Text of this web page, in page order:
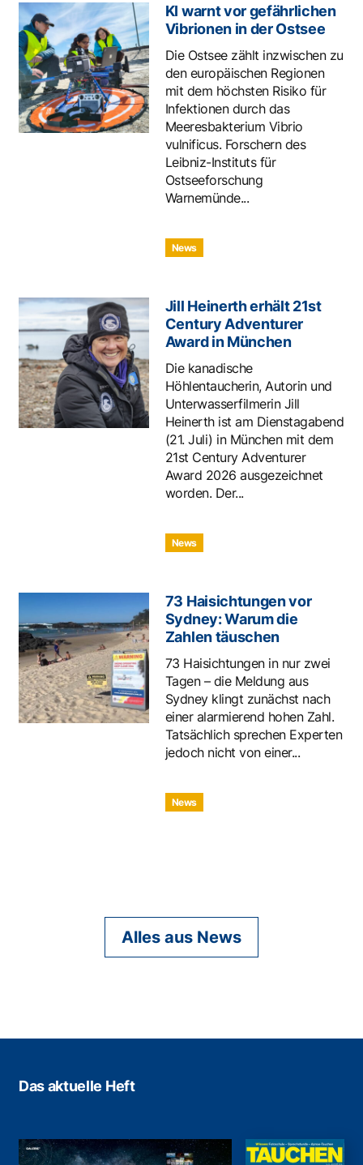
KI warnt vor gefährlichen
Vibrionen in der Ostsee
Die Ostsee zählt inzwischen zu
den europäischen Regionen
mit dem höchsten Risiko für
Infektionen durch das
Meeresbakterium Vibrio
vulnificus. Forschern des
Leibniz-Instituts für
Ostseeforschung
Warnemünde...
News
Jill Heinerth erhält 21st
Century Adventurer
Award in München
Die kanadische
Höhlentaucherin, Autorin und
Unterwasserfilmerin Jill
Heinerth ist am Dienstagabend
(21. Juli) in München mit dem
21st Century Adventurer
Award 2026 ausgezeichnet
worden. Der...
News
73 Haisichtungen vor
Sydney: Warum die
Zahlen täuschen
73 Haisichtungen in nur zwei
Tagen – die Meldung aus
Sydney klingt zunächst nach
einer alarmierend hohen Zahl.
Tatsächlich sprechen Experten
jedoch nicht von einer...
News
Alles aus News
Das aktuelle Heft